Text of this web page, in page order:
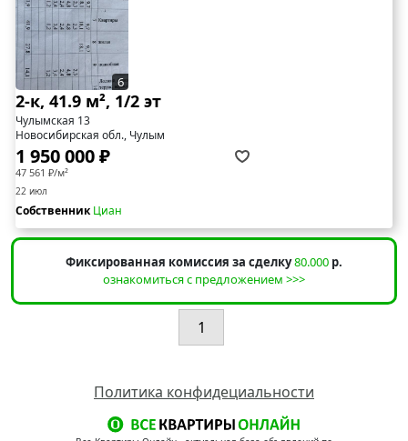
6
2-к, 41.9 м², 1/2 эт
Чулымская 13
Новосибирская обл., Чулым
1 950 000 ₽
47 561 ₽/м²
22 июл
СобственникЦиан
Фиксированная комиссия за сделку80.000 р.
ознакомиться с предложением >>>
1
Политика конфидециальности